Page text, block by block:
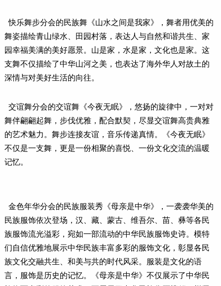
快乐舞步分会的民族舞《山水之间是我家》，舞者用优美的
舞姿描绘青山绿水、田园村落，表达人与自然和谐共生、家
园幸福美满的美好愿景。山是家，水是家，文化也是家。这
支舞不仅描绘了中华山河之美，也表达了海外华人对故土的
深情与对美好生活的向往。
交谊舞分会的交谊舞《今夜无眠》，悠扬的旋律中，一对对
舞伴翩翩起舞，步伐优雅，配合默契，尽显交谊舞高贵典雅
的艺术魅力。舞步连接友谊，音乐传递真情。《今夜无眠》
不仅是一支舞，更是一份相聚的喜悦、一份文化交流的温暖
记忆。
金色年华分会的民族服装秀《母亲是中华》，一袭袭华美的
民族服饰依次登场，汉、藏、蒙古、维吾尔、苗、彝等各民
族服饰流光溢彩，宛如一部流动的中华民族服饰史诗。模特
们自信优雅地展示中华民族丰富多彩的服饰文化，彰显各民
族文化交融共生、和美与共的时代风采。服装是文化的语
言，服饰是历史的记忆。《母亲是中华》不仅展示了中华民